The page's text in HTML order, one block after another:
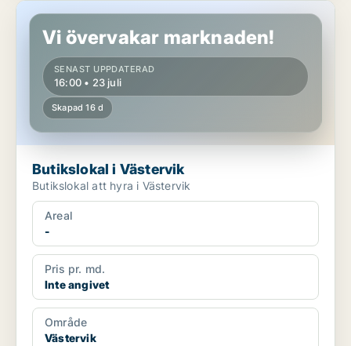
Butikslokal i Västervik
Vi övervakar marknaden!
SENAST UPPDATERAD
16:00 • 23 juli
Skapad 16 d
Butikslokal i Västervik
Butikslokal att hyra i Västervik
Areal
-
Pris pr. md.
Inte angivet
Område
Västervik